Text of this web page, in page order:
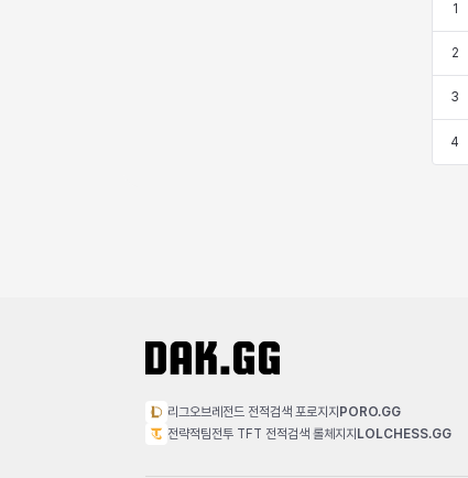
카티야 칼라 캐시 케네스
1
2
3
4
리그오브레전드 전적검색 포로지지PORO.GG
전략적팀전투 TFT 전적검색 롤체지지LOLCHESS.GG